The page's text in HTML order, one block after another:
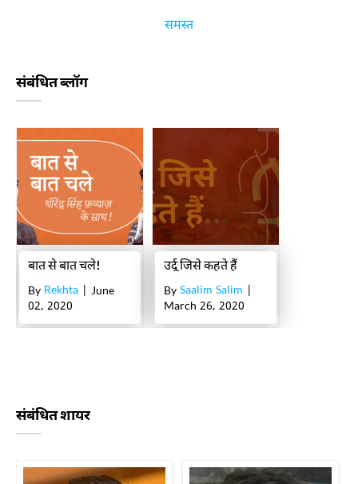
समस्त
संबंधित ब्लॉग
बात से बात चले!
By Rekhta
| June
02, 2020
उर्दू जिसे कहते हैं
By Saalim Salim
March 26, 2020
संबंधित शायर